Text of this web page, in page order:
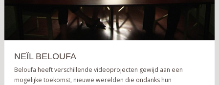
NEÏL BELOUFA
Beloufa heeft verschillende videoprojecten gewijd aan een
mogelijke toekomst, nieuwe werelden die ondanks hun